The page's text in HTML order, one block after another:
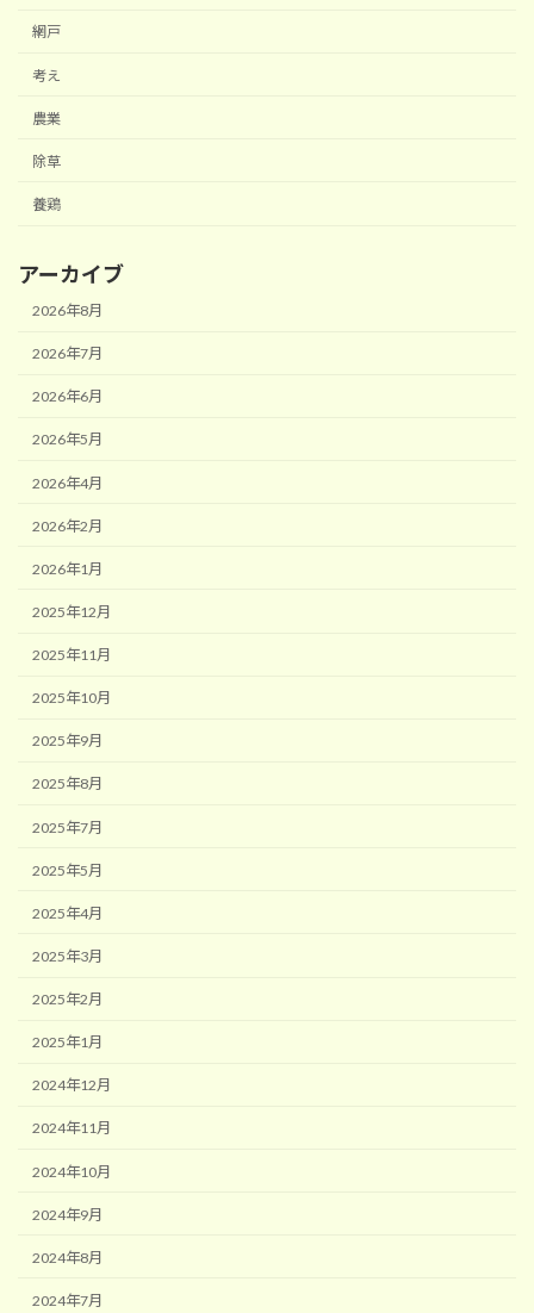
網戸
考え
農業
除草
養鶏
アーカイブ
2026年8月
2026年7月
2026年6月
2026年5月
2026年4月
2026年2月
2026年1月
2025年12月
2025年11月
2025年10月
2025年9月
2025年8月
2025年7月
2025年5月
2025年4月
2025年3月
2025年2月
2025年1月
2024年12月
2024年11月
2024年10月
2024年9月
2024年8月
2024年7月